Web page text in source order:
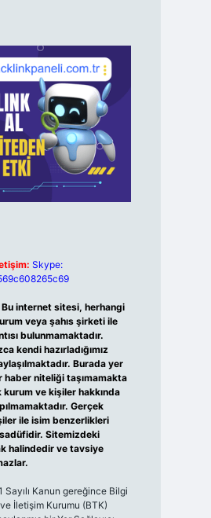
Skype:
Bu internet sitesi, herhangi
veya şahıs şirketi ile
bulunmamaktadır.
kendi hazırladığımız
Burada yer
haber niteliği taşımamakta
ve kişiler hakkında
Gerçek
ile isim benzerlikleri
Sitemizdeki
halindedir ve tavsiye
Sayılı Kanun gereğince Bilgi
İletişim Kurumu (BTK)